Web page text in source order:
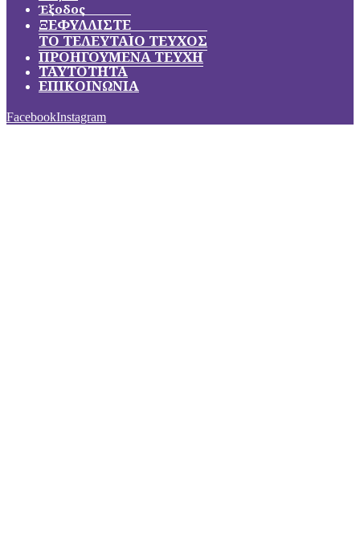
Έξοδος
ΞΕΦΥΛΛΙΣΤΕ
ΤΟ ΤΕΛΕΥΤΑΙΟ ΤΕΥΧΟΣ
ΠΡΟΗΓΟΥΜΕΝΑ ΤΕΥΧΗ
ΤΑΥΤΟΤΗΤΑ
ΕΠΙΚΟΙΝΩΝΙΑ
FacebookInstagram